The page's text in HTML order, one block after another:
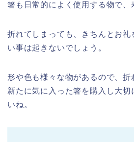
箸も日常的によく使用する物で、
折れてしまっても、きちんとお礼
い事は起きないでしょう。
形や色も様々な物があるので、折
新たに気に入った箸を購入し大切
いね。